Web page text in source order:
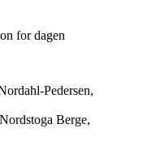
for dagen
Pedersen,
Berge,